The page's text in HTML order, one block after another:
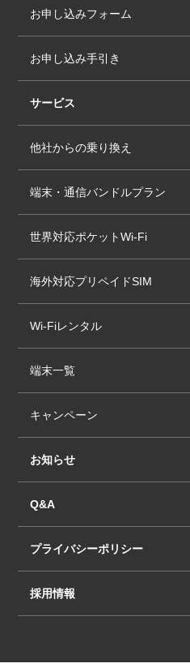
た場合。
合。
f) あとに挙げる12.の規約
し込みのオプションサービ
ただく義務が生じます。
6.3. SIMカード使用再開の
ョップの通常営業時間内
7 妨害によるサービスの中
7.1. 当社は、以下のような
合、一時的にサービスの
なう権利を有します。
a) ネットワークセキュリ
b) 特にネットワーク・ソ
重大な妨害行為など、ネ
の妨害行為。
はできません。
上可能な限り最小限に抑え
類、程度、期間について
お申し込みフォーム
お申し込み手引き
サービス
他社からの乗り換え
端末・通信バンドルプラン
世界対応ポケットWi-Fi
海外対応プリペイドSIM
Wi-Fiレンタル
端末一覧
キャンペーン
お知らせ
Q&A
プライバシーポリシー
採用情報